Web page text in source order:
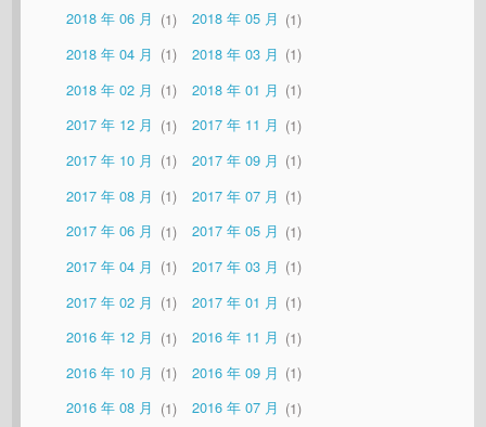
2018 年 06 月
1 2018 年 05 月
1
2018 年 04 月
1 2018 年 03 月
1
2018 年 02 月
1 2018 年 01 月
1
2017 年 12 月
1 2017 年 11 月
1
2017 年 10 月
1 2017 年 09 月
1
2017 年 08 月
1 2017 年 07 月
1
2017 年 06 月
1 2017 年 05 月
1
2017 年 04 月
1 2017 年 03 月
1
2017 年 02 月
1 2017 年 01 月
1
2016 年 12 月
1 2016 年 11 月
1
2016 年 10 月
1 2016 年 09 月
1
2016 年 08 月
1 2016 年 07 月
1